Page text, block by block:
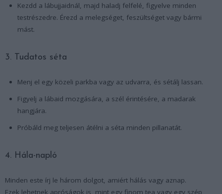
Kezdd a lábujjaidnál, majd haladj felfelé, figyelve minden
testrészedre. Érezd a melegséget, feszültséget vagy bármi
mást.
3. Tudatos séta
Menj el egy közeli parkba vagy az udvarra, és sétálj lassan.
Figyelj a lábaid mozgására, a szél érintésére, a madarak
hangjára.
Próbáld meg teljesen átélni a séta minden pillanatát.
4. Hála-napló
Minden este írj le három dolgot, amiért hálás vagy aznap.
Ezek lehetnek apróságok is, mint egy finom tea vagy egy szép